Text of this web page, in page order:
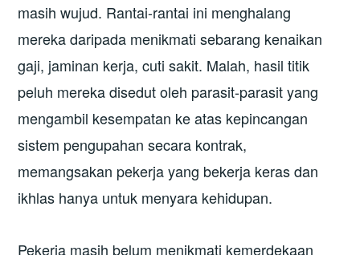
masih wujud. Rantai-rantai ini menghalang
mereka daripada menikmati sebarang kenaikan
gaji, jaminan kerja, cuti sakit. Malah, hasil titik
peluh mereka disedut oleh parasit-parasit yang
mengambil kesempatan ke atas kepincangan
sistem pengupahan secara kontrak,
memangsakan pekerja yang bekerja keras dan
ikhlas hanya untuk menyara kehidupan.
Pekerja masih belum menikmati kemerdekaan